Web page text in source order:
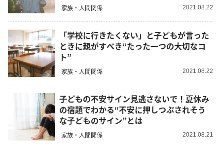
家族・人間関係 2021.08.22
「学校に行きたくない」と子どもが言った
ときに親がすべき“たった一つの大切なコ
ト”
家族・人間関係 2021.08.22
子どもの不安サイン見逃さないで！夏休み
の宿題でわかる“不安に押しつぶされそう
な子どものサイン”とは
家族・人間関係 2021.08.21